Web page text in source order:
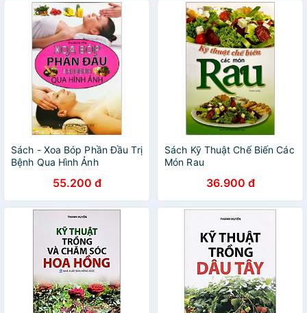
Sách - Xoa Bóp Phần Đầu Trị
Bệnh Qua Hình Ảnh
55.200 đ
Sách Kỹ Thuật Chế Biến Các
Món Rau
36.900 đ